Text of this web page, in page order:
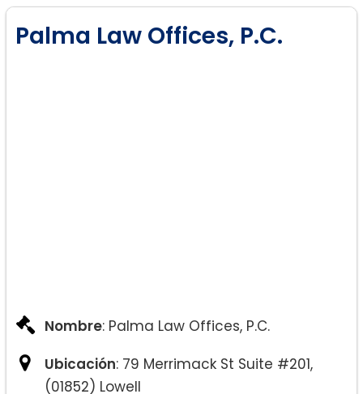
Palma Law Offices, P.C.
Nombre: Palma Law Offices, P.C.
Ubicación: 79 Merrimack St Suite #201,
(01852) Lowell